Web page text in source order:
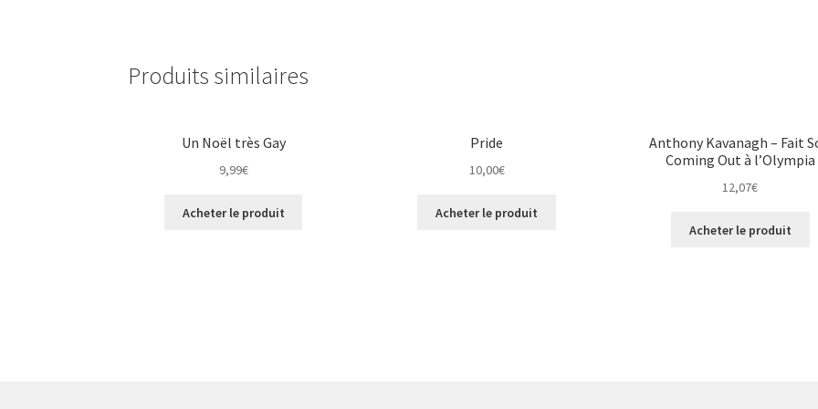
Produits similaires
Un Noël très Gay
9,99€
Acheter le produit
Pride
10,00€
Acheter le produit
Anthony Kavanagh – Fait
Coming Out à l’Olympia
12,07€
Acheter le produit